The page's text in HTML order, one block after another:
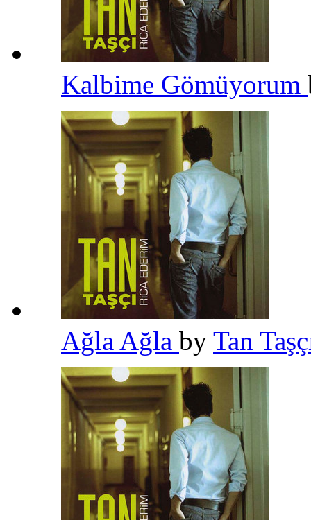
Kalbime Gömüyorum
Ağla Ağla by Tan